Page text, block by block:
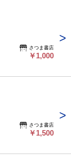
さつま書店
￥1,000
さつま書店
￥1,500